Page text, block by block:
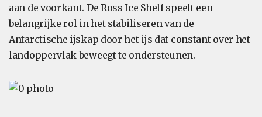
aan de voorkant. De Ross Ice Shelf speelt een
belangrijke rol in het stabiliseren van de
Antarctische ijskap door het ijs dat constant over het
landoppervlak beweegt te ondersteunen.